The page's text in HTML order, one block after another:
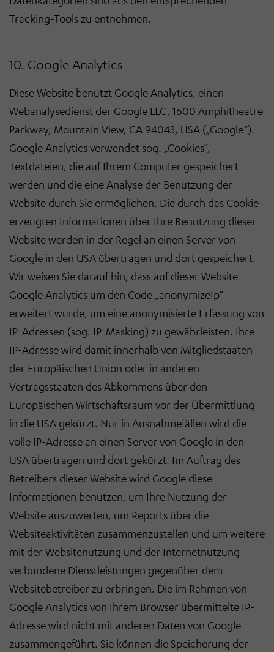
Tracking-Tools zu entnehmen.
10. Google Analytics
Diese Website benutzt Google Analytics, einen
Webanalysedienst der Google LLC, 1600 Amphitheatre
Parkway, Mountain View, CA 94043, USA („Google“).
Google Analytics verwendet sog. „Cookies“,
Textdateien, die auf Ihrem Computer gespeichert
werden und die eine Analyse der Benutzung der
Website durch Sie ermöglichen. Die durch das Cookie
erzeugten Informationen über Ihre Benutzung dieser
Website werden in der Regel an einen Server von
Google in den USA übertragen und dort gespeichert.
Wir weisen Sie darauf hin, dass auf dieser Website
Google Analytics um den Code „anonymizeIp“
erweitert wurde, um eine anonymisierte Erfassung von
IP-Adressen (sog. IP-Masking) zu gewährleisten. Ihre
IP-Adresse wird damit innerhalb von Mitgliedstaaten
der Europäischen Union oder in anderen
Vertragsstaaten des Abkommens über den
Europäischen Wirtschaftsraum vor der Übermittlung
in die USA gekürzt. Nur in Ausnahmefällen wird die
volle IP-Adresse an einen Server von Google in den
USA übertragen und dort gekürzt. Im Auftrag des
Betreibers dieser Website wird Google diese
Informationen benutzen, um Ihre Nutzung der
Website auszuwerten, um Reports über die
Websiteaktivitäten zusammenzustellen und um weitere
mit der Websitenutzung und der Internetnutzung
verbundene Dienstleistungen gegenüber dem
Websitebetreiber zu erbringen. Die im Rahmen von
Google Analytics von Ihrem Browser übermittelte IP-
Adresse wird nicht mit anderen Daten von Google
zusammengeführt. Sie können die Speicherung der